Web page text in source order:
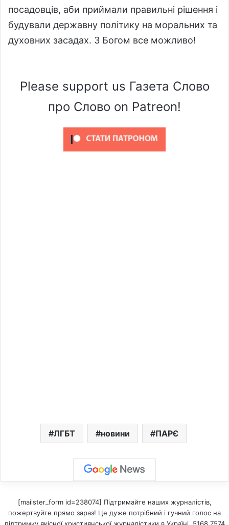
посадовців, аби приймали правильні рішення і
будували державну політику на моральних та
духовних засадах. З Богом все можливо!
Please support us Газета Слово
про Слово on Patreon!
ЛГБТ новини ПАРЄ
[mailster_form id=238074] Підтримайте наших журналістів,
пожертвуйте прямо зараз! Це дуже потрібний і гучний голос на
підтримку якісної християнської журналістики в Україні. 5168 7574